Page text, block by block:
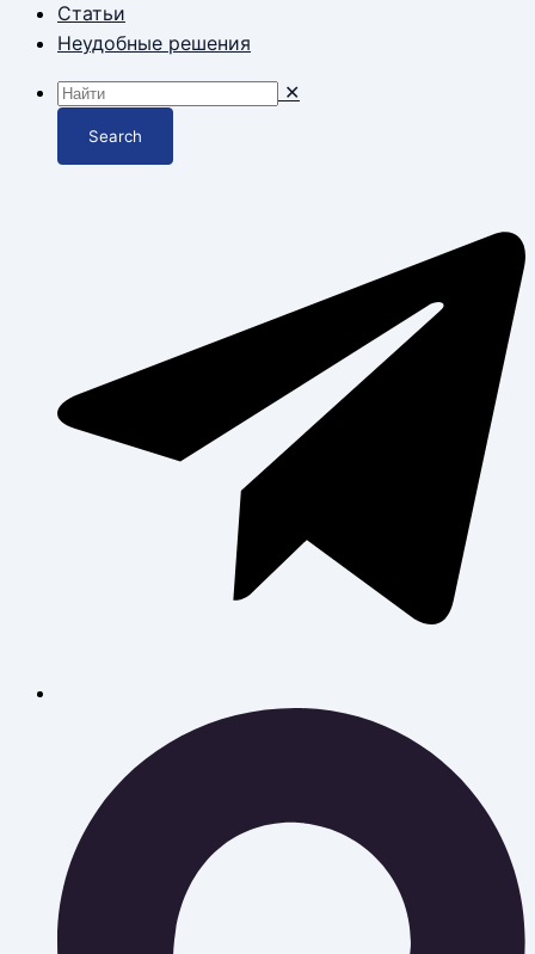
Статьи
Неудобные решения
✕